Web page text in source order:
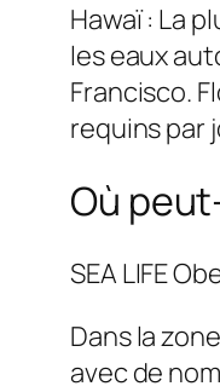
Hawaï : La
les eaux
Francisco.
requins par
Où
SEA LIFE
Dans la
avec de